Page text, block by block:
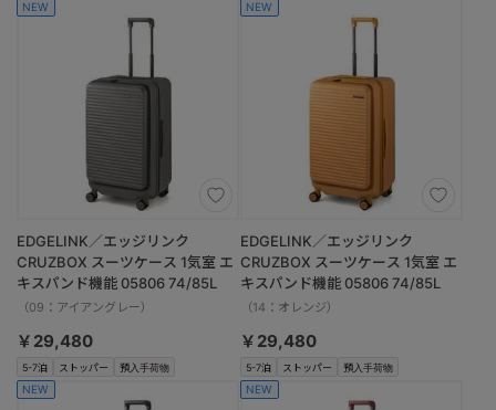
NEW
5-7泊 ストッパー 預入手荷物
EDGELINK／エッジリンク
CRUZBOX スーツケース 1気室 エ
キスパンド機能 05806 74/85L
（09：アイアングレー）
￥29,480
NEW
5-7泊 ストッパー 預入手荷物
EDGELINK／エッジリンク
CRUZBOX スーツケース 1気室 エ
キスパンド機能 05806 74/85L
（14：オレンジ）
￥29,480
NEW NEW